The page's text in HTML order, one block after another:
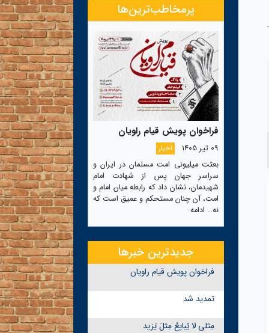
پرمخاطب‌ترین‌ها
فراخوان پویش قیام راویان
09 تیر 1405
اخبار
بعثت میلیونی امت مسلمان در ایران و
سراسر جهان پس از شهادت امام
شهیدمان، نشان داد که رابطه میان امام و
امت، آن چنان مستحکم و عمیق است که
نه… ادامه
جدیدترین خبرها
فراخوان پویش قیام راویان
تمدید شد
مِثلی لا یُبایِعُ مِثلَ یَزید